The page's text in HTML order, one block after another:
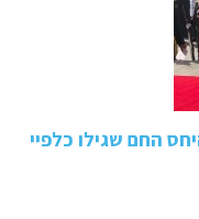
החם שגילו כלפיי